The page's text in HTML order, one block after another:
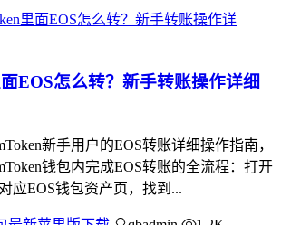
EOS怎么转？新手转账操作详细
新手用户的EOS转账详细操作指南，
钱包内完成EOS转账的全流程：打开
应EOS钱包资产页，找到...